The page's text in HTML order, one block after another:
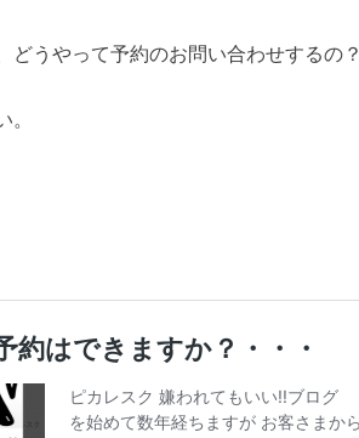
どうやって予約のお問い合わせするの？
。